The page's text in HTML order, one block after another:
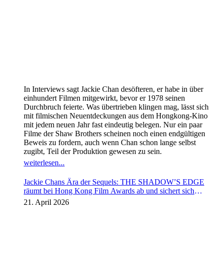
In Interviews sagt Jackie Chan desöfteren, er habe in über
einhundert Filmen mitgewirkt, bevor er 1978 seinen
Durchbruch feierte. Was übertrieben klingen mag, lässt sich
mit filmischen Neuentdeckungen aus dem Hongkong-Kino
mit jedem neuen Jahr fast eindeutig belegen. Nur ein paar
Filme der Shaw Brothers scheinen noch einen endgültigen
Beweis zu fordern, auch wenn Chan schon lange selbst
zugibt, Teil der Produktion gewesen zu sein.
weiterlesen...
Jackie Chans Ära der Sequels: THE SHADOW’S EDGE
räumt bei Hong Kong Film Awards ab und sichert sich
Fortsetzung
21. April 2026